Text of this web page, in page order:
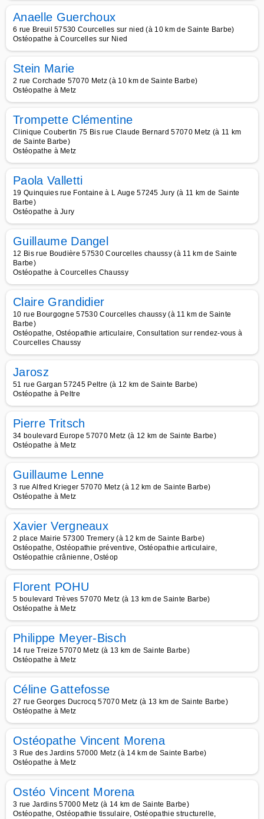
Anaelle Guerchoux
6 rue Breuil 57530 Courcelles sur nied (à 10 km de Sainte Barbe)
Ostéopathe à Courcelles sur Nied
Stein Marie
2 rue Corchade 57070 Metz (à 10 km de Sainte Barbe)
Ostéopathe à Metz
Trompette Clémentine
Clinique Coubertin 75 Bis rue Claude Bernard 57070 Metz (à 11 km
de Sainte Barbe)
Ostéopathe à Metz
Paola Valletti
19 Quinquies rue Fontaine à L Auge 57245 Jury (à 11 km de Sainte
Barbe)
Ostéopathe à Jury
Guillaume Dangel
12 Bis rue Boudière 57530 Courcelles chaussy (à 11 km de Sainte
Barbe)
Ostéopathe à Courcelles Chaussy
Claire Grandidier
10 rue Bourgogne 57530 Courcelles chaussy (à 11 km de Sainte
Barbe)
Ostéopathe, Ostéopathie articulaire, Consultation sur rendez-vous à
Courcelles Chaussy
Jarosz
51 rue Gargan 57245 Peltre (à 12 km de Sainte Barbe)
Ostéopathe à Peltre
Pierre Tritsch
34 boulevard Europe 57070 Metz (à 12 km de Sainte Barbe)
Ostéopathe à Metz
Guillaume Lenne
3 rue Alfred Krieger 57070 Metz (à 12 km de Sainte Barbe)
Ostéopathe à Metz
Xavier Vergneaux
2 place Mairie 57300 Tremery (à 12 km de Sainte Barbe)
Ostéopathe, Ostéopathie préventive, Ostéopathie articulaire,
Ostéopathie crânienne, Ostéop
Florent POHU
5 boulevard Trèves 57070 Metz (à 13 km de Sainte Barbe)
Ostéopathe à Metz
Philippe Meyer-Bisch
14 rue Treize 57070 Metz (à 13 km de Sainte Barbe)
Ostéopathe à Metz
Céline Gattefosse
27 rue Georges Ducrocq 57070 Metz (à 13 km de Sainte Barbe)
Ostéopathe à Metz
Ostéopathe Vincent Morena
3 Rue des Jardins 57000 Metz (à 14 km de Sainte Barbe)
Ostéopathe à Metz
Ostéo Vincent Morena
3 rue Jardins 57000 Metz (à 14 km de Sainte Barbe)
Ostéopathe, Ostéopathie tissulaire, Ostéopathie structurelle,